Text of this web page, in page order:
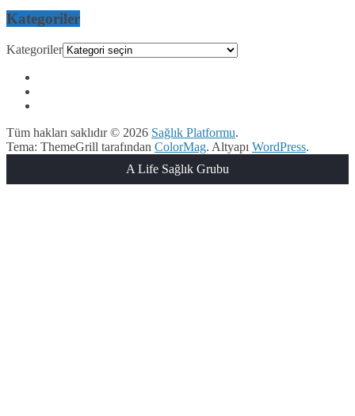
Kategoriler
Kategoriler
Tüm hakları saklıdır © 2026 Sağlık Platformu.
Tema: ThemeGrill tarafından ColorMag. Altyapı WordPress.
A Life Sağlık Grubu